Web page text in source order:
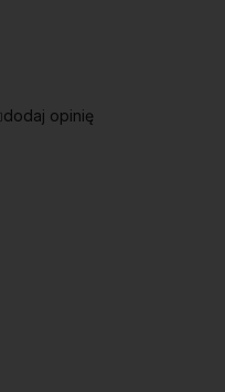
dodaj opinię